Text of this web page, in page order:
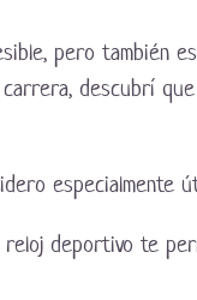
pero también
carrera, descubrí
especialmente
reloj deportivo te